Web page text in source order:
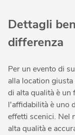
Dettagli
differenza
Per un evento di
alla location
di alta qualità è un
l'affidabilità è uno
effetti scenici. Nel
alta qualità e